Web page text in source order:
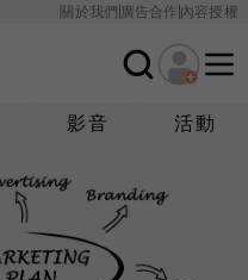
關於我們廣告合作內容授權
影音 活動